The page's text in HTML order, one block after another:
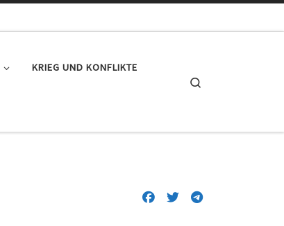
KRIEG UND KONFLIKTE